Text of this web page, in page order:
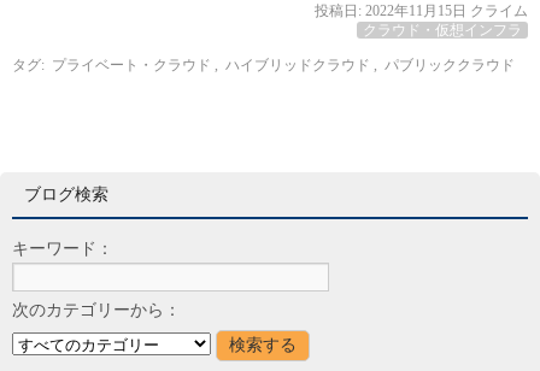
投稿日: 2022年11月15日 クライム
クラウド・仮想インフラ
タグ: プライベート・クラウド ハイブリッドクラウド パブリッククラウド
ブログ検索
キーワード：
次のカテゴリーから：